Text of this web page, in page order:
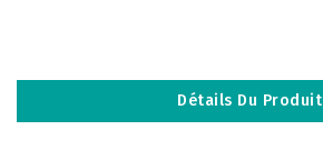
Détails Du Produit